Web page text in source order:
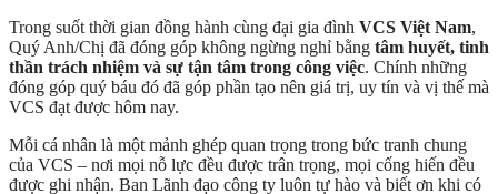
Trong suốt thời gian đồng hành cùng đại gia đình VCS Việt Nam,
Quý Anh/Chị đã đóng góp không ngừng nghỉ bằng tâm huyết, tinh
thần trách nhiệm và sự tận tâm trong công việc. Chính những
đóng góp quý báu đó đã góp phần tạo nên giá trị, uy tín và vị thế mà
VCS đạt được hôm nay.
Mỗi cá nhân là một mảnh ghép quan trọng trong bức tranh chung
của VCS – nơi mọi nỗ lực đều được trân trọng, mọi cống hiến đều
được ghi nhận. Ban Lãnh đạo công ty luôn tự hào và biết ơn khi có